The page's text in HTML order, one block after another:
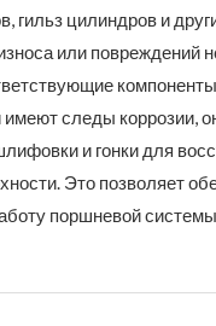
гильз цилиндров и
или повреждений
следы коррозии,
и гонки для
Это позволяет
поршневой